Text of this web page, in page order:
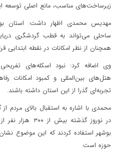
زیرساخت‌های مناسب، مانع اصلی
ساحلی می‌تواند به قطب گردشگری
همچنان از نظر امکانات در نقطه ابتدایی
وی اضافه کرد: نبود اسکله‌های تفریحی
هتل‌های بین‌المللی و کمبود امکانات
تجربه‌ای گذرا از این استان داشته باشند.
محمدی با اشاره به استقبال بالای مردم
در نوروز گذشته
بوشهر استفاده کردند که این موضوع
حوزه است.